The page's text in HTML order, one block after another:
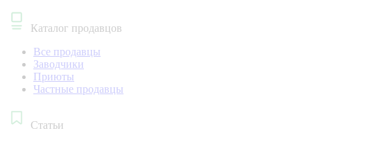
Каталог продавцов
Все продавцы
Заводчики
Приюты
Частные продавцы
Статьи